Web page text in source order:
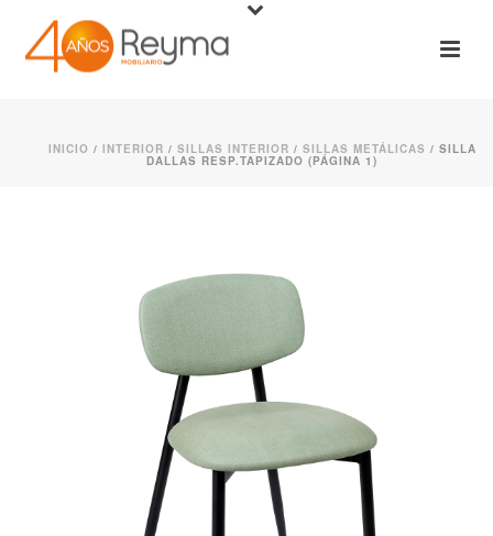
INICIO / INTERIOR / SILLAS INTERIOR / SILLAS METÁLICAS / SILLA
DALLAS RESP.TAPIZADO (PÁGINA 1)